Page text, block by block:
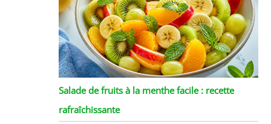
Salade de fruits à la menthe facile : recette
rafraîchissante